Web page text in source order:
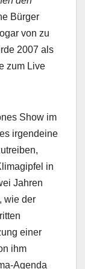
Bürger
von zu
2007 als
zum Live
Show im
irgendeine
in
Jahren
wie der
einer
ihm
Agenda